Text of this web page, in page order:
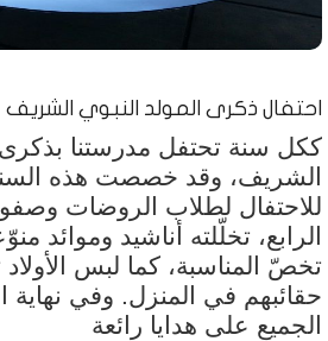
احتفال ذكرى المولد النبوي الشريف
ككل سنة تحتفل مدرستنا بذكرى
الشريف، وقد خصصت هذه السنة
للاحتفال لطلاب الروضات
الرابع، تخلّلته أناشيد وموائد
تخصّ المناسبة، كما لبس الأولاد
حقائبهم في المنزل. وفي نهاية
الجميع على هدايا رائعة